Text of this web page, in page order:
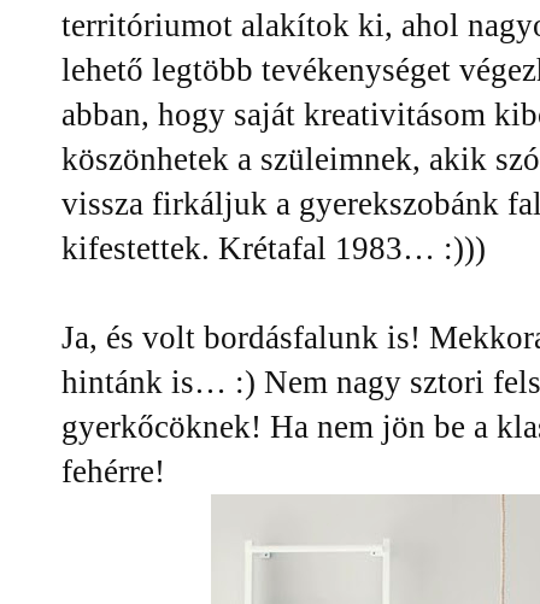
territóriumot alakítok ki, ahol
lehető legtöbb tevékenységet
abban, hogy saját kreativitásom
köszönhetek a szüleimnek, akik
vissza firkáljuk a gyerekszobánk
kifestettek. Krétafal 1983… :)))
Ja, és volt bordásfalunk is!
hintánk is… :) Nem nagy sztori
gyerkőcöknek! Ha nem jön be a
fehérre!